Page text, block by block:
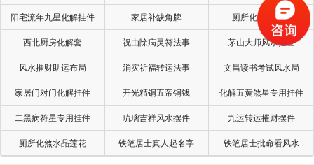
南无释迦牟尼佛
南无金刚不坏佛
南无宝光佛
南无龙尊王佛
南无精进军佛
南无精进喜佛
阳宅流年九星化解挂件 家居补缺角牌 厕所化秽气煞套
西北厨房化解套 祝由除病灵符法事 茅山大师风水挂画
风水摧财助运布局 消灾祈福转运法事 文昌读书考试风水局
家居门对门化解挂件 开光精铜五帝铜钱 化解五黄煞星专用挂件
二黑病符星专用挂件 琉璃吉祥风水摆件 九运转运摧财摆件
厕所化煞水晶莲花 铁笔居士真人起名字 铁笔居士批命看风水